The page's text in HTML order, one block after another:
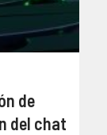
de
del chat